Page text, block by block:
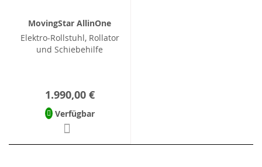
MovingStar AllinOne
Elektro-Rollstuhl, Rollator
und Schiebehilfe
1.990,00 €
Verfügbar